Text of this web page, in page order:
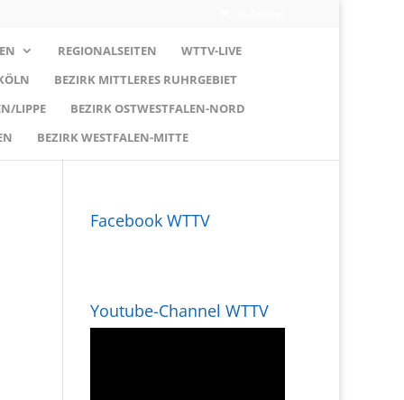
REGIONALSEITEN
WTTV-LIVE
BEZIRK MITTLERES RUHRGEBIET
LIPPE
BEZIRK OSTWESTFALEN-NORD
BEZIRK WESTFALEN-MITTE
Facebook WTTV
Youtube-Channel WTTV